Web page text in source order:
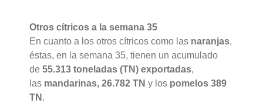
Otros cítricos a la semana 35
En cuanto a los otros cítricos como las naranjas,
éstas, en la semana 35, tienen un acumulado
de 55.313 toneladas (TN) exportadas,
las mandarinas, 26.782 TNy los pomelos 389
TN .